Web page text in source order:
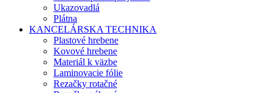
Ukazovadlá
Plátna
KANCELÁRSKA TECHNIKA
Plastové hrebene
Kovové hrebene
Materiál k väzbe
Laminovacie fólie
Rezačky rotačné